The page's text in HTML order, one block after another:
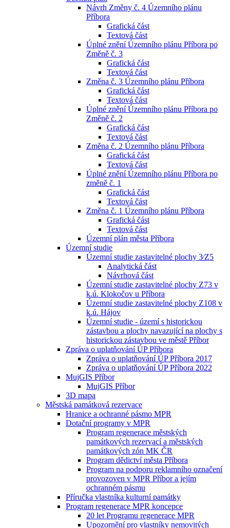
Návrh Změny č. 4 Územního plánu
Příbora
Grafická část
Textová část
Úplné znění Územního plánu Příbora po
Změně č. 3
Grafická část
Textová část
Změna č. 3 Územního plánu Příbora
Grafická část
Textová část
Úplné znění Územního plánu Příbora po
Změně č. 2
Grafická část
Textová část
Změna č. 2 Územního plánu Příbora
Grafická část
Textová část
Úplné znění Územního plánu Příbora po
změně č. 1
Grafická část
Textová část
Změna č. 1 Územního plánu Příbora
Grafická část
Textová část
Územní plán města Příbora
Územní studie
Územní studie zastavitelné plochy 3⁄Z5
Analytická část
Návrhová část
Územní studie zastavitelné plochy Z73 v
k.ú. Klokočov u Příbora
Územní studie zastavitelné plochy Z108 v
k.ú. Hájov
Územní studie - území s historickou
zástavbou a plochy navazující na plochy s
historickou zástavbou ve městě Příbor
Zpráva o uplatňování ÚP Příbora
Zpráva o uplatňování ÚP Příbora 2017
Zpráva o uplatňování ÚP Příbora 2022
MujGIS Příbor
MujGIS Příbor
3D mapa
Městská památková rezervace
Hranice a ochranné pásmo MPR
Dotační programy v MPR
Program regenerace městských
památkových rezervací a městských
památkových zón MK ČR
Program dědictví města Příbora
Program na podporu reklamního označení
provozoven v MPR Příbor a jejím
ochranném pásmu
Příručka vlastníka kulturní památky
Program regenerace MPR koncepce
20 let Programu regenerace MPR
Upozornění pro vlastníky nemovitých